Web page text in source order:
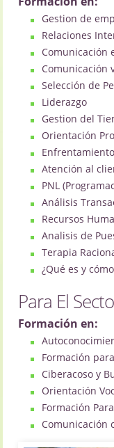
Gestion de
Relaciones
Comunicación
Comunicación
Selección de
Liderazgo
Gestion del
Orientación
Atención al
PNL
Análisis
Recursos
Analisis de
Terapia
¿Qué es y
Para El
Formación en:
Formación
Ciberacoso y
Orientación
Formación
Comunicación